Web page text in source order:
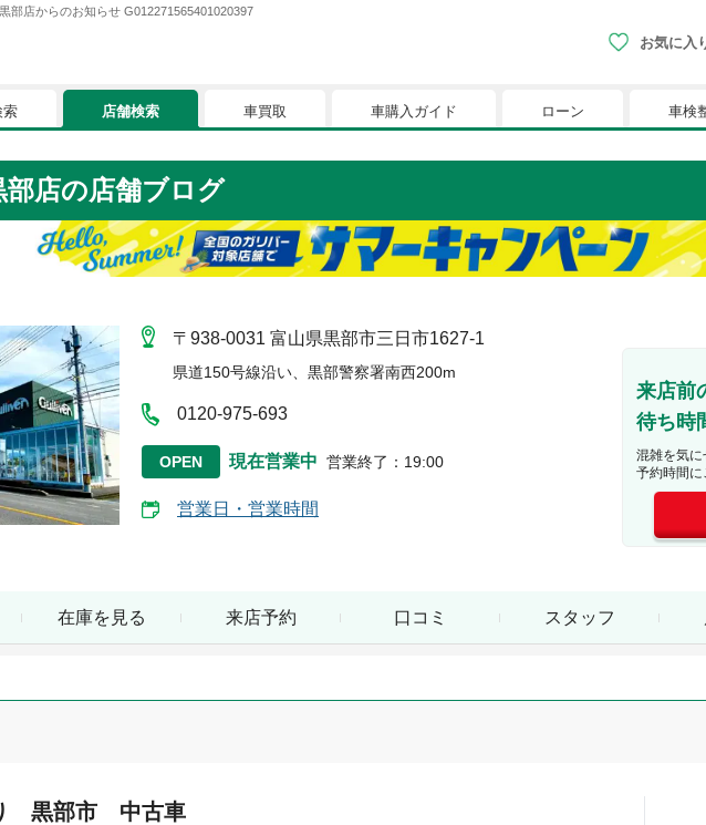
店からのお知らせ G012271565401020397
お気に入
現在、お気に入りに登録されているおクル
お気に入りに登録すると、あなただけのお気に入りのクルマリストでいつで
※「お気に入り」の登録を可能にするためにCookie機能を有効
索 店舗検索 車買取 車購入ガイド ローン 車検
部店の店舗ブログ
〒938-0031 富山県黒部市三日市1627-1
県道150号線沿い、黒部警察署南西200m
0120-975-693
OPEN 現在営業中 営業終了 ： 19:00
営業日・営業時間
来店前
待ち時
混雑を気に
予約時間に
在庫を見る 来店予約 口コミ スタッフ
黒部市 中古車